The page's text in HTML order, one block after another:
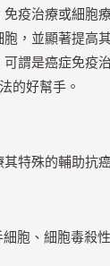
疫治療或細胞
，並顯著提高
謂是癌症免疫
的好幫手。
特殊的輔助抗
胞、細胞毒殺